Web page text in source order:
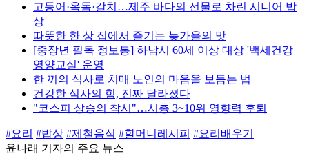
고등어·옥돔·갈치…제주 바다의 선물로 차린 시니어 밥
상
따뜻한 한 상 집에서 즐기는 늦가을의 맛
[중장년 필독 정보통] 하남시 60세 이상 대상 '백세건강
영양교실' 운영
한 끼의 식사로 치매 노인의 마음을 보듬는 법
건강한 식사의 힘, 진짜 달라졌다
"코스피 상승의 착시"…시총 3~10위 영향력 후퇴
#요리 #밥상 #제철음식 #할머니레시피 #요리배우기
윤나래 기자의 주요 뉴스